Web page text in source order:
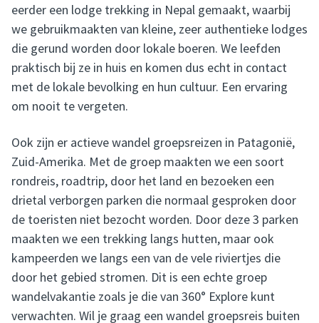
eerder een lodge trekking in Nepal gemaakt, waarbij
we gebruikmaakten van kleine, zeer authentieke lodges
die gerund worden door lokale boeren. We leefden
praktisch bij ze in huis en komen dus echt in contact
met de lokale bevolking en hun cultuur. Een ervaring
om nooit te vergeten.
Ook zijn er actieve wandel groepsreizen in Patagonië,
Zuid-Amerika. Met de groep maakten we een soort
rondreis, roadtrip, door het land en bezoeken een
drietal verborgen parken die normaal gesproken door
de toeristen niet bezocht worden. Door deze 3 parken
maakten we een trekking langs hutten, maar ook
kampeerden we langs een van de vele riviertjes die
door het gebied stromen. Dit is een echte groep
wandelvakantie zoals je die van 360° Explore kunt
verwachten. Wil je graag een wandel groepsreis buiten